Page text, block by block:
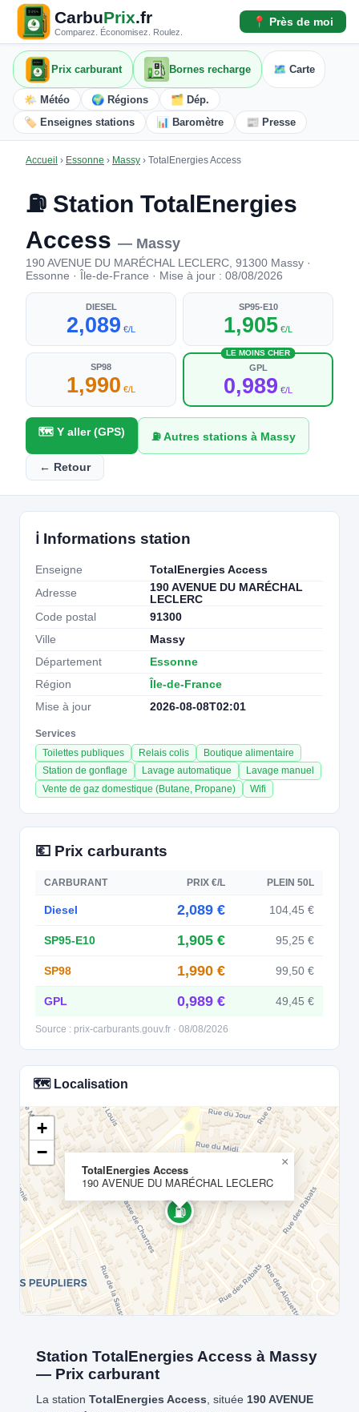
CarbuPrix.fr
Comparez. Économisez. Roulez.
📍 Près de moi
Prix carburant Bornes recharge 🗺️ Carte
🌤️ Météo 🌍 Régions
🗂️ Dép.
🏷️ Enseignes stations
📊 Baromètre 📰 Presse
Accueil › Essonne › Massy › TotalEnergies Access
⛽ Station TotalEnergies
Access — Massy
190 AVENUE DU MARÉCHAL LECLERC, 91300 Massy ·
Essonne · Île-de-France · Mise à jour : 08/08/2026
DIESEL
2,089 €/L
SP95-E10
1,905 €/L
SP98
1,990 €/L
LE MOINS CHER
GPL
0,989 €/L
🗺️ Y aller (GPS) ⛽ Autres stations à Massy
← Retour
ℹ️ Informations station
Enseigne
TotalEnergies Access
Adresse
190 AVENUE DU MARÉCHAL
LECLERC
Code postal
91300
Ville
Massy
Département
Essonne
Région
Île-de-France
Mise à jour
2026-08-08T02:01
Services
Toilettes publiques
Relais colis
Boutique alimentaire
Station de gonflage
Lavage automatique
Lavage manuel
Vente de gaz domestique (Butane, Propane)
Wifi
💶 Prix carburants
CARBURANT PRIX €/L PLEIN 50L
Diesel 2,089 € 104,45 €
SP95-E10 1,905 € 95,25 €
SP98 1,990 € 99,50 €
GPL 0,989 € 49,45 €
Source : prix-carburants.gouv.fr · 08/08/2026
🗺️ Localisation
⛽
TotalEnergies Access
190 AVENUE DU MARÉCHAL LECLERC
×
+
−
Station TotalEnergies Access à Massy
— Prix carburant
La station TotalEnergies Access , située 190 AVENUE